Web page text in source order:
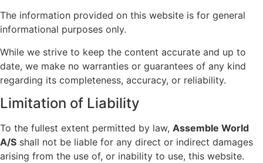
The information provided on this website is for general
informational purposes only.
While we strive to keep the content accurate and up to
date, we make no warranties or guarantees of any kind
regarding its completeness, accuracy, or reliability.
Limitation of Liability
To the fullest extent permitted by law, Assemble World
A/S shall not be liable for any direct or indirect damages
arising from the use of, or inability to use, this website.